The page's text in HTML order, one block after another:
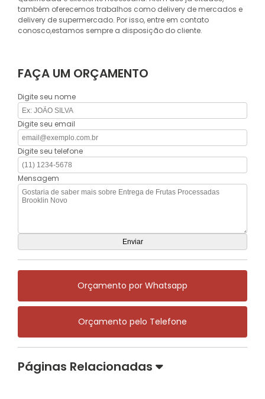
também oferecemos trabalhos como delivery de mercados e
delivery de supermercado. Por isso, entre em contato
conosco,estamos sempre a disposição do cliente.
FAÇA UM ORÇAMENTO
Digite seu nome
Digite seu email
Digite seu telefone
Mensagem
Orçamento por Whatsapp
Orçamento pelo Telefone
Páginas Relacionadas